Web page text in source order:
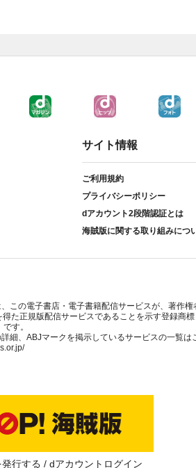
サイト情報
ご利用規約
プライバシーポリシー
dアカウント2段階認証とは
海賊版に関する取り組みにつ
この電子書店・電子書籍配信サービスが、著作権
得た正規版配信サービスであることを示す登録商
す。
細、ABJマークを掲示しているサービスの一覧は
行する dアカウントログイン